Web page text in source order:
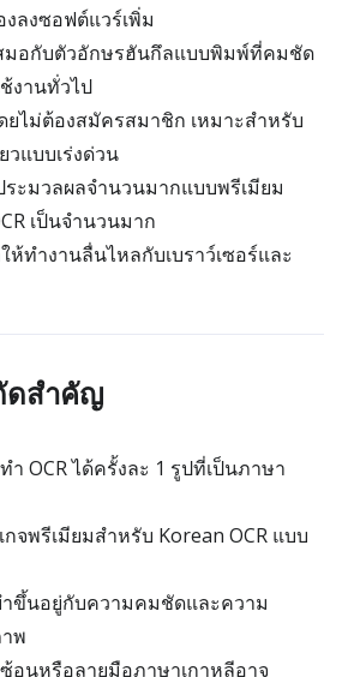
ลงซอฟต์แวร์เพิ่ม
มอกับตัวอักษรฮันกึลแบบพิมพ์ที่คมชัด
งานทั่วไป
ยไม่ต้องสมัครสมาชิก เหมาะสำหรับ
วแบบเร่งด่วน
ระมวลผลจำนวนมากแบบพรีเมียม
เป็นจำนวนมาก
ห้ทำงานลื่นไหลกับเบราว์เซอร์และ
ดสำคัญ
OCR ได้ครั้งละ 1 รูปที่เป็นภาษา
จพรีเมียมสำหรับ Korean OCR แบบ
ขึ้นอยู่กับความคมชัดและความ
พ
ซ้อนหรือลายมือภาษาเกาหลีอาจ